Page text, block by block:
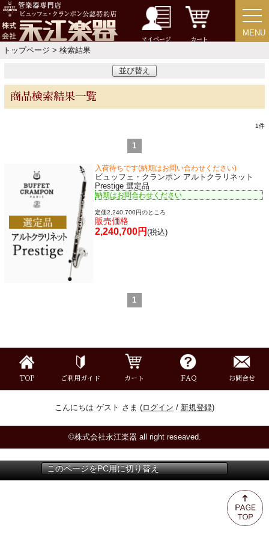
マイページ カート
MENU
MENU
トップページ > 検索結果
並び替え
商品検索結果一覧
1件
1
入荷待ちです(納期はお問い合わせください)
ビュッフェ・クランポン アルトクラリネット
Prestige 選定品
納期はお問合わせください
定価2,240,700円のところ
販売価格
2,240,700円 (税込)
1
TOP ご利用ガイド カート FAQ お問合せ
こんにちは ゲスト さま (ログイン / 新規登録)
©株式会社永江楽器 all right reseaved.
チューバ
マウスピース＆ポーチ
リガチャー＆キャップ
ストラップ
楽器スタンド
お手入れ用品・パーツ
このページをPC用に切り替え